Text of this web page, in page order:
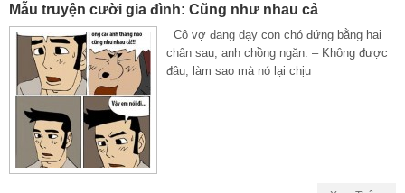
Mẫu truyện cười gia đình: Cũng như nhau cả
Cô vợ đang dạy con chó đứng bằng hai
chân sau, anh chồng ngăn: – Không được
đâu, làm sao mà nó lại chịu